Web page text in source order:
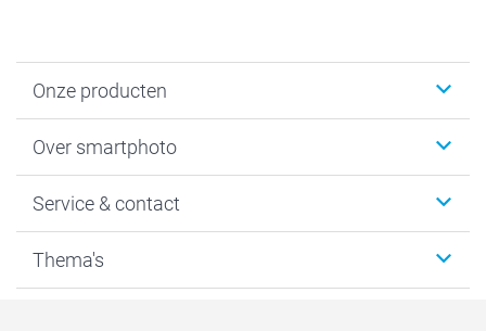
Onze producten
Fotoboeken
Fotocadeaus
Kaarten
Over smartphoto
Vacatures
Bestelproces
Service & contact
Tevredenheidsgarantie
Thema's